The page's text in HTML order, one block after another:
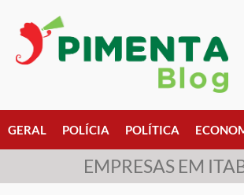
GERAL POLÍCIA POLÍTICA
EMPRESAS EM